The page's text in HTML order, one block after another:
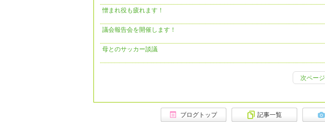
憎まれ役も疲れます！
議会報告会を開催します！
母とのサッカー談議
次ページ
ブログトップ 記事一覧